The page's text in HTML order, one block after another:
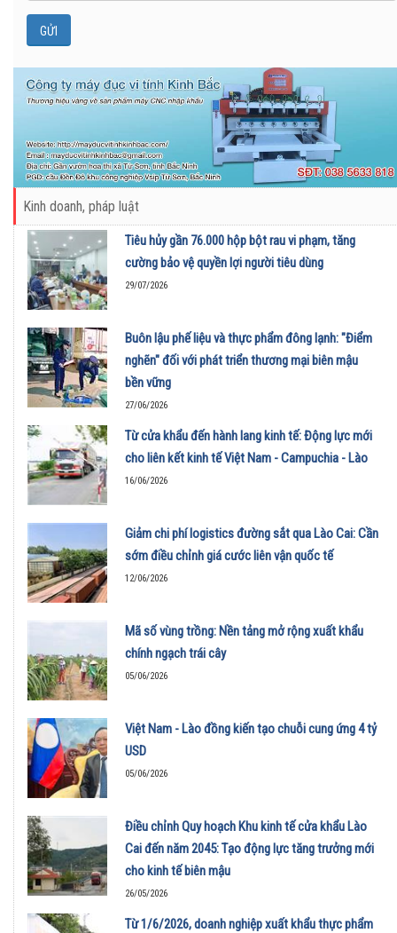
Kinh doanh, pháp luật
Tiêu hủy gần 76.000 hộp bột rau vi phạm, tăng
cường bảo vệ quyền lợi người tiêu dùng
29/07/2026
Buôn lậu phế liệu và thực phẩm đông lạnh: "Điểm
nghẽn" đối với phát triển thương mại biên mậu
bền vững
27/06/2026
Từ cửa khẩu đến hành lang kinh tế: Động lực mới
cho liên kết kinh tế Việt Nam - Campuchia - Lào
16/06/2026
Giảm chi phí logistics đường sắt qua Lào Cai: Cần
sớm điều chỉnh giá cước liên vận quốc tế
12/06/2026
Mã số vùng trồng: Nền tảng mở rộng xuất khẩu
chính ngạch trái cây
05/06/2026
Việt Nam - Lào đồng kiến tạo chuỗi cung ứng 4 tỷ
USD
05/06/2026
Điều chỉnh Quy hoạch Khu kinh tế cửa khẩu Lào
Cai đến năm 2045: Tạo động lực tăng trưởng mới
cho kinh tế biên mậu
26/05/2026
Từ 1/6/2026, doanh nghiệp xuất khẩu thực phẩm